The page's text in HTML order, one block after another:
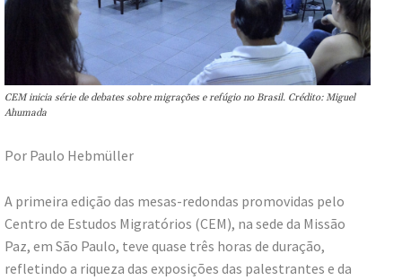
CEM inicia série de debates sobre migrações e refúgio no Brasil. Crédito: Miguel
Ahumada
Por Paulo Hebmüller
A primeira edição das mesas-redondas promovidas pelo
Centro de Estudos Migratórios (CEM), na sede da Missão
Paz, em São Paulo, teve quase três horas de duração,
refletindo a riqueza das exposições das palestrantes e da